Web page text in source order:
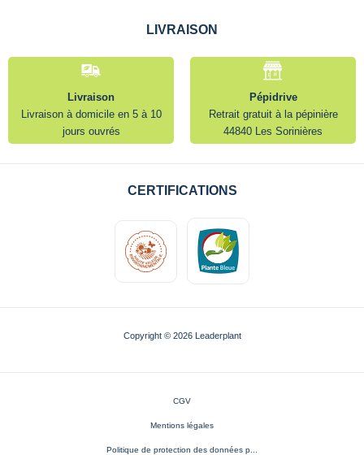
LIVRAISON
Livraison
Livraison à domicile en 5 à 10
jours ouvrés
Pépidrive
Retrait gratuit à la pépinière
44840 Les Sorinières
CERTIFICATIONS
Copyright © 2026 Leaderplant
CGV
Mentions légales
Politique de protection des données p...